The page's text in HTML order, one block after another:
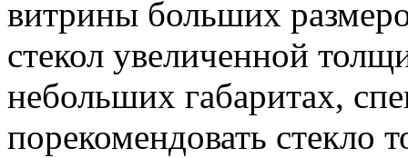
витрины больших
стекол увеличенной
небольших габаритах,
порекомендовать